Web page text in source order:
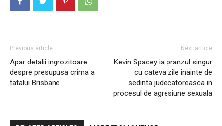
Previous article
Apar detalii ingrozitoare
despre presupusa crima a
tatalui Brisbane
Next article
Kevin Spacey ia pranzul singur
cu cateva zile inainte de
sedinta judecatoreasca in
procesul de agresiune sexuala